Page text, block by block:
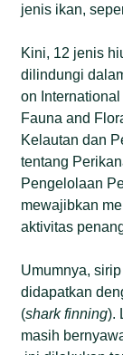
jenis ikan,
Kini, 12 jenis
dilindungi
on
Fauna and
Kelautan dan
tentang
Pengelolaan
mewajibkan
aktivitas
Umumnya,
didapatkan
(shark finning).
masih